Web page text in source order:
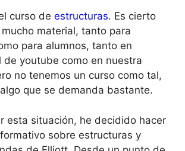
curso de estructuras. Es cierto
material, tanto para
para alumnos, tanto en
de youtube como en nuestra
no tenemos un curso como tal,
que se demanda bastante.
esta situación, he decidido hacer
sobre estructuras y